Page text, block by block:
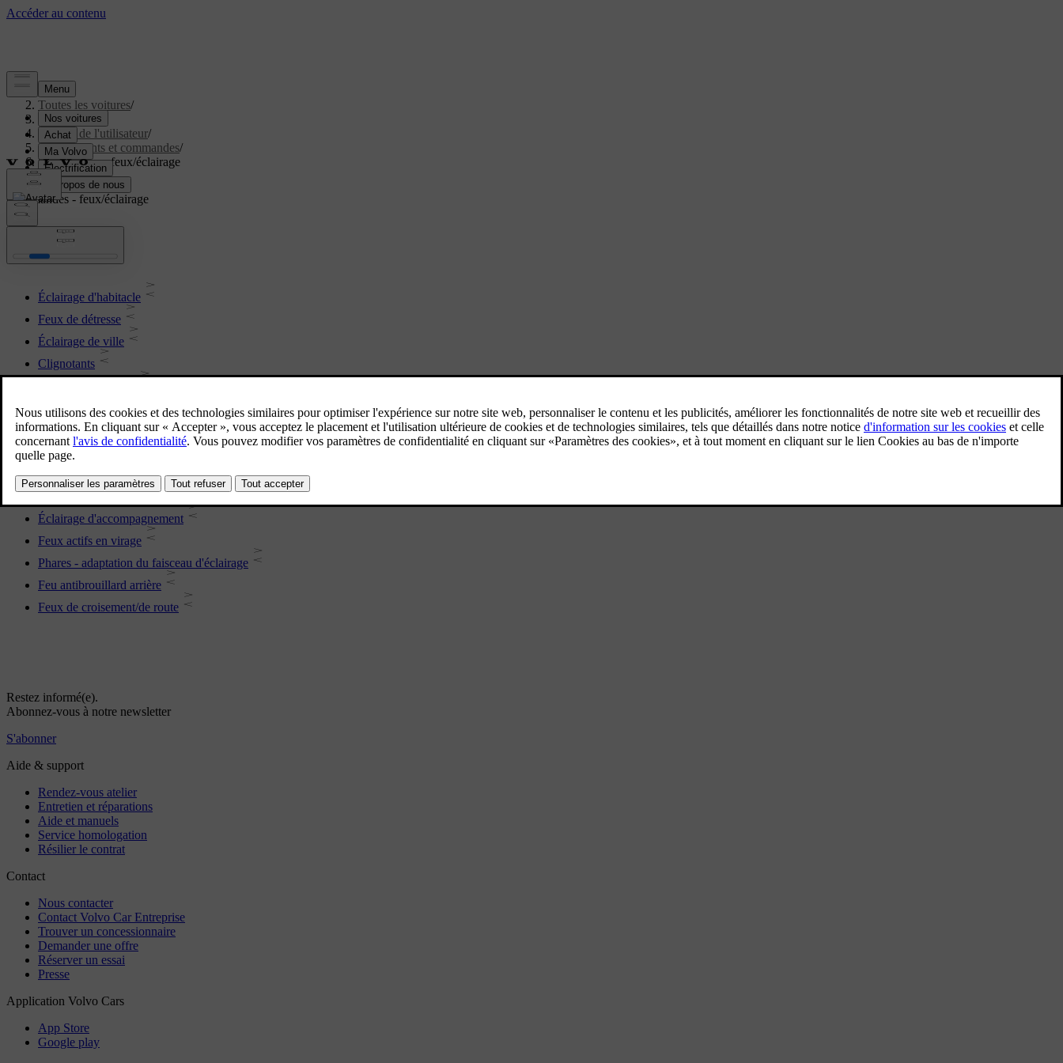
Aide/
Toutes les voitures/
V40 2019/
Manuel de l'utilisateur/
Instruments et commandes/
Commandes - feux/éclairage
Commandes - feux/éclairage
Éclairage d'habitacle
Feux de détresse
Éclairage de ville
Clignotants
Feux de position
Commutateur d'éclairage
Feux de route automatique
Feux Stop
Durée lumière approche
Éclairage d'accompagnement
Feux actifs en virage
Phares - adaptation du faisceau d'éclairage
Feu antibrouillard arrière
Feux de croisement/de route